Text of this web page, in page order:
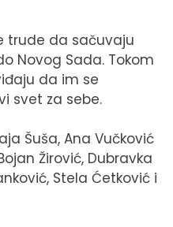
trude da sačuvaju
Novog Sada. Tokom
da im se
svet za sebe.
Šuša, Ana Vučković
Žirović, Dubravka
Stela Ćetković i